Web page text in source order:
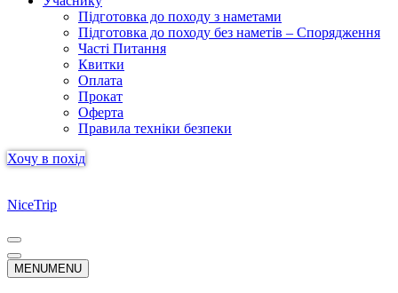
Підготовка до походу з наметами
Підготовка до походу без наметів – Спорядження
Часті Питання
Квитки
Оплата
Прокат
Оферта
Правила техніки безпеки
Хочу в похід
NiceTrip
Меню
навігації
Меню
навігації
MENUMENU